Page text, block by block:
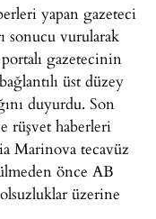
yapan gazeteci
sonucu vurularak
gazetecinin
üst düzey
duyurdu. Son
rüşvet haberleri
Marinova tecavüz
önce AB
üzerine